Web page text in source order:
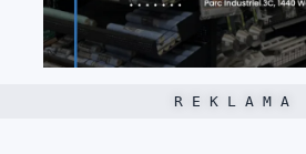
R E K L A M A